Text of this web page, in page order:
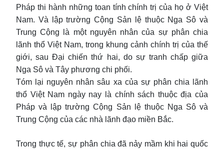
Pháp thi hành những toan tính chính trị của họ ở Việt
Nam. Và lập trường Cộng Sản lệ thuộc Nga Sô và
Trung Cộng là một nguyên nhân của sự phân chia
lãnh thổ Việt Nam, trong khung cảnh chính trị của thế
giới, sau Đại chiến thứ hai, do sự tranh chấp giữa
Nga Sô và Tây phương chi phối.
Tóm lại nguyên nhân sâu xa của sự phân chia lãnh
thổ Việt Nam ngày nay là chính sách thuộc địa của
Pháp và lập trường Cộng Sản lệ thuộc Nga Sô và
Trung Cộng của các nhà lãnh đạo miền Bắc.
Trong thực tế, sự phân chia đã nảy mầm khi hai quốc